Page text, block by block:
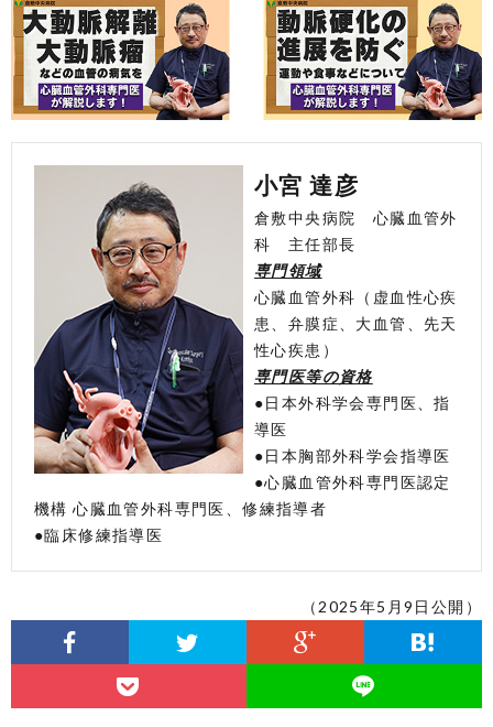
小宮 達彦
倉敷中央病院 心臓血管外
科 主任部長
専門領域
心臓血管外科（虚血性心疾
患、弁膜症、大血管、先天
性心疾患）
専門医等の資格
●日本外科学会専門医、指
導医
●日本胸部外科学会指導医
●心臓血管外科専門医認定
機構 心臓血管外科専門医、修練指導者
●臨床修練指導医
（2025年5月9日公開）